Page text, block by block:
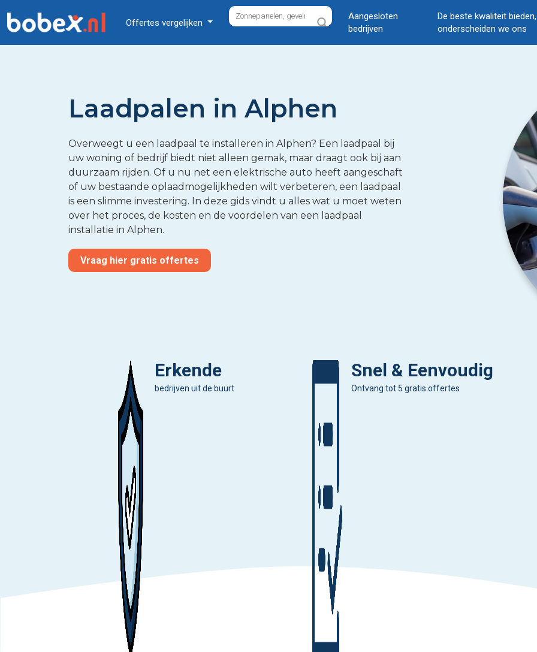
Offertes vergelijken
Aangesloten
bedrijven
De beste kwaliteit
onderscheiden we ons
Laadpalen in Alphen
Overweegt u een laadpaal te installeren in Alphen? Een laadpaal bij
uw woning of bedrijf biedt niet alleen gemak, maar draagt ook bij aan
duurzaam rijden. Of u nu net een elektrische auto heeft aangeschaft
of uw bestaande oplaadmogelijkheden wilt verbeteren, een laadpaal
is een slimme investering. In deze gids vindt u alles wat u moet weten
over het proces, de kosten en de voordelen van een laadpaal
installatie in Alphen.
Vraag hier gratis offertes
Erkende
bedrijven uit de buurt
Snel & Eenvoudig
Ontvang tot 5 gratis offertes